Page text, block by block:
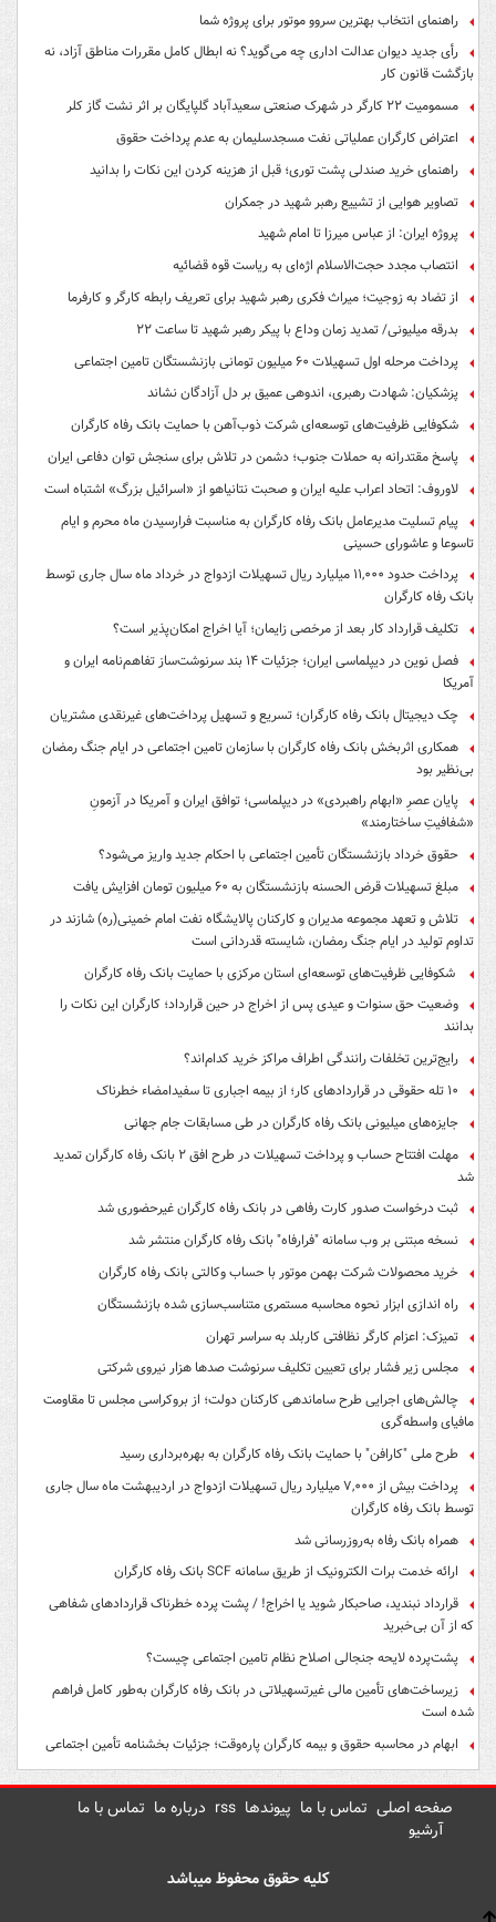
راهنمای انتخاب بهترین سروو موتور برای پروژه شما
رأی جدید دیوان عدالت اداری چه می‌گوید؟ نه ابطال کامل مقررات مناطق آزاد، نه
بازگشت قانون کار
مسمومیت ۲۲ کارگر در شهرک صنعتی سعیدآباد گلپایگان بر اثر نشت گاز کلر
اعتراض کارگران عملیاتی نفت مسجدسلیمان به عدم پرداخت حقوق
راهنمای خرید صندلی پشت توری؛ قبل از هزینه کردن این نکات را بدانید
تصاویر هوایی از تشییع رهبر شهید در جمکران
پروژه ایران: از عباس میرزا تا امام شهید
انتصاب مجدد حجت‌الاسلام اژه‌ای به ریاست قوه‌ قضائیه
از تضاد به زوجیت؛ میراث فکری رهبر شهید برای تعریف رابطه کارگر و کارفرما
بدرقه میلیونی/ تمدید زمان وداع با پیکر رهبر شهید تا ساعت ۲۲
پرداخت مرحله اول تسهیلات ۶۰ میلیون تومانی بازنشستگان تامین اجتماعی
پزشکیان: شهادت رهبری، اندوهی عمیق بر دل آزادگان نشاند
شکوفایی ظرفیت‌های توسعه‌ای شرکت ذوب‌آهن با حمایت‌ بانک رفاه کارگران
پاسخ مقتدرانه به حملات جنوب؛ دشمن در تلاش برای سنجش توان دفاعی ایران
لاوروف: اتحاد اعراب علیه ایران و صحبت نتانیاهو از «اسرائیل بزرگ» اشتباه است
پیام تسلیت مدیرعامل بانک رفاه کارگران به مناسبت فرارسیدن ماه محرم و ایام
تاسوعا و عاشورای حسینی
پرداخت حدود ۱۱,۰۰۰ میلیارد ریال تسهیلات ازدواج در خرداد ماه سال جاری توسط
بانک رفاه کارگران
تکلیف قرارداد کار بعد از مرخصی زایمان؛ آیا اخراج امکان‌پذیر است؟
فصل نوین در دیپلماسی ایران؛ جزئیات ۱۴ بند سرنوشت‌ساز تفاهم‌نامه ایران و
آمریکا
چک دیجیتال بانک رفاه کارگران؛ تسریع و تسهیل پرداخت‌های غیرنقدی مشتریان
همکاری اثربخش بانک رفاه کارگران با سازمان تامین اجتماعی در ایام جنگ رمضان
بی‌نظیر بود
پایان عصرِ «ابهام راهبردی» در دیپلماسی؛ توافق ایران و آمریکا در آزمونِ
«شفافیتِ ساختارمند»
حقوق خرداد بازنشستگان تأمین اجتماعی با احکام جدید واریز می‌شود؟
مبلغ تسهیلات قرض الحسنه بازنشستگان به ۶۰ میلیون تومان افزایش یافت
تلاش و تعهد مجموعه مدیران و کارکنان پالایشگاه نفت امام خمینی(ره) شازند در
تداوم تولید در ایام جنگ رمضان، شایسته قدردانی است
شکوفایی ظرفیت‌های توسعه‌ای استان مرکزی با حمایت بانک رفاه کارگران
وضعیت حق سنوات و عیدی پس از اخراج در حین قرارداد؛ کارگران این نکات را
بدانند
رایج‌ترین تخلفات رانندگی اطراف مراکز خرید کدام‌اند؟
۱۰ تله حقوقی در قراردادهای کار؛ از بیمه اجباری تا سفیدامضاء خطرناک
جایزه‌های میلیونی بانک رفاه کارگران در طی مسابقات جام جهانی
مهلت افتتاح حساب و پرداخت تسهیلات در طرح افق ۲ بانک رفاه کارگران تمدید
شد
ثبت درخواست صدور کارت رفاهی در بانک رفاه کارگران غیرحضوری شد
نسخه مبتنی بر وب سامانه "فرارفاه" بانک رفاه کارگران منتشر شد
خرید محصولات شرکت بهمن موتور با حساب وکالتی بانک رفاه کارگران
راه اندازی ابزار نحوه محاسبه مستمری متناسب‌سازی شده بازنشستگان
تمیزک: اعزام کارگر نظافتی کاربلد به سراسر تهران
مجلس زیر فشار برای تعیین تکلیف سرنوشت صدها هزار نیروی شرکتی
چالش‌های اجرایی طرح ساماندهی کارکنان دولت؛ از بروکراسی مجلس تا مقاومت
مافیای واسطه‌گری
طرح ملی "کارافن" با حمایت بانک رفاه کارگران به بهره‌برداری رسید
پرداخت بیش از ۷,۰۰۰ میلیارد ریال تسهیلات ازدواج در اردیبهشت ماه سال جاری
توسط بانک رفاه کارگران
همراه بانک رفاه به‌روزرسانی شد
ارائه خدمت برات الکترونیک از طریق سامانه SCF بانک رفاه کارگران
قرارداد نبندید، صاحبکار شوید یا اخراج! / پشت پرده خطرناک قراردادهای شفاهی
که از آن بی‌خبرید
پشت‌پرده لایحه جنجالی اصلاح نظام تامین اجتماعی چیست؟
زیرساخت‌های تأمین مالی غیرتسهیلاتی در بانک رفاه کارگران به‌طور کامل فراهم
شده است
ابهام در محاسبه حقوق و بیمه کارگران پاره‌وقت؛ جزئیات بخشنامه تأمین اجتماعی
صفحه اصلی تماس با ما پیوندها rss درباره ما تماس با ما
آرشیو
کلیه حقوق محفوظ میباشد